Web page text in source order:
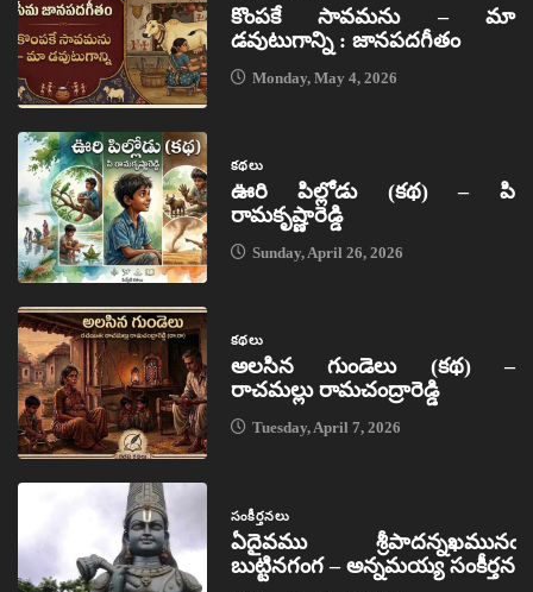
కొంపకే సావమను – మా
డవుటుగాన్ని : జానపదగీతం
Monday, May 4, 2026
కథలు
ఊరి పిల్లోడు (కథ) – పి
రామకృష్ణారెడ్డి
Sunday, April 26, 2026
కథలు
అలసిన గుండెలు (కథ) –
రాచమల్లు రామచంద్రారెడ్డి
Tuesday, April 7, 2026
సంకీర్తనలు
ఏదైవము శ్రీపాదన్నఖమునఁ
బుట్టినగంగ – అన్నమయ్య సంకీర్తన